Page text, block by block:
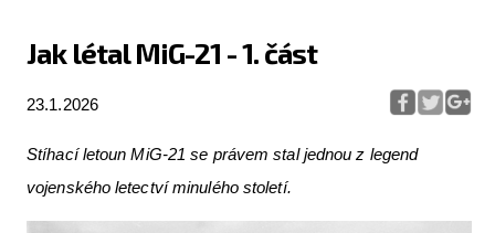
Jak létal MiG-21 - 1. část
23.1.2026
Stíhací letoun MiG-21 se právem stal jednou z legend
vojenského letectví minulého století.
Expedice
Pro piloty